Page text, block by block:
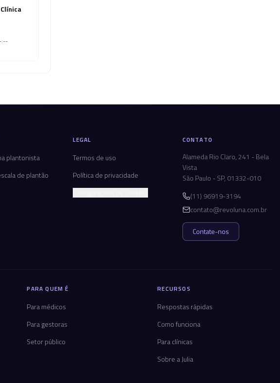
plantonista
de plantão
LEGAL
Termos de uso
Política de privacidade
CONTATO
Alameda Rio Claro, 241 - Bela
Vista
São Paulo - SP, 01332-010
(11) 96919-3194
contato@revoluna.com.br
Contate-nos
PARA QUEM É
Para médicos
Para gestoras
Setor público
RECURSOS
Respostas rápidas
Como funciona
Para clínicas
Sobre a Julia